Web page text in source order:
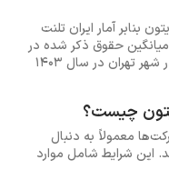
بنابر آمار ایران تلنت
میانگین حقوق ذکر شده در
آگهی های استخدام برنامه نویس پایتون در شهر تهران در سال 1403
چیست؟
معمولاً به دنبال
این شرایط شامل موارد